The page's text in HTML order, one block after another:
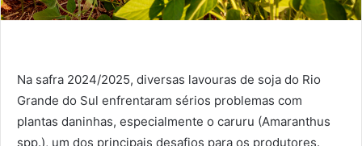
Na safra 2024/2025, diversas lavouras de soja do Rio
Grande do Sul enfrentaram sérios problemas com
plantas daninhas, especialmente o caruru (Amaranthus
spp.), um dos principais desafios para os produtores.